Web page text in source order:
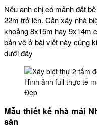
Nếu anh chị có mảnh đất
22m trở lên. Cần xây nhà
khoảng 8x15m hay 9x14m
bản vẽở bài viết này cũng
dưới đây
Hình ảnh full thực tế
Đẹp
Mẫu thiết kế nhà mái
sân